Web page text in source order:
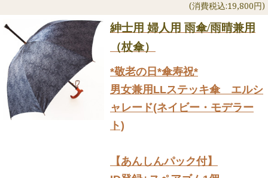
(消費税込:19,800円)
紳士用 婦人用 雨傘/雨晴兼用
（杖傘）
*敬老の日*傘寿祝*
男女兼用LLステッキ傘 エルシ
ャレード(ネイビー・モデラー
ト)
【あんしんパック付】